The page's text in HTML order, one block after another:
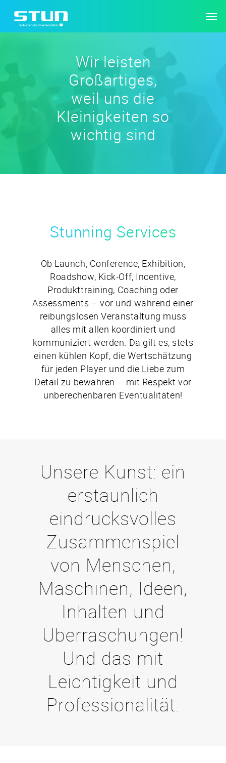
Wir leisten
Großartiges,
weil uns die
Kleinigkeiten so
wichtig sind
Stunning Services
Ob Launch, Conference, Exhibition,
Roadshow, Kick-Off, Incentive,
Produkttraining, Coaching oder
Assessments – vor und während einer
reibungslosen Veranstaltung muss
alles mit allen koordiniert und
kommuniziert werden. Da gilt es, stets
einen kühlen Kopf, die Wertschätzung
für jeden Player und die Liebe zum
Detail zu bewahren – mit Respekt vor
unberechenbaren Eventualitäten!
Unsere Kunst: ein
erstaunlich
eindrucksvolles
Zusammenspiel
von Menschen,
Maschinen, Ideen,
Inhalten und
Überraschungen!
Und das mit
Leichtigkeit und
Professionalität.